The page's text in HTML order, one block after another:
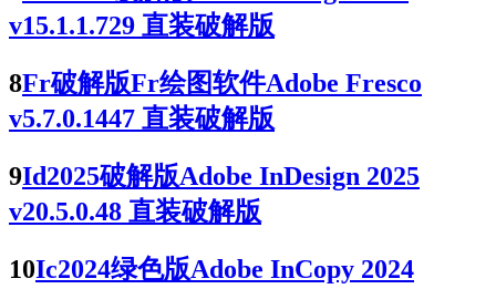
v15.1.1.729 直装破解版
8Fr破解版Fr绘图软件Adobe Fresco
v5.7.0.1447 直装破解版
9Id2025破解版Adobe InDesign 2025
v20.5.0.48 直装破解版
10Ic2024绿色版Adobe InCopy 2024